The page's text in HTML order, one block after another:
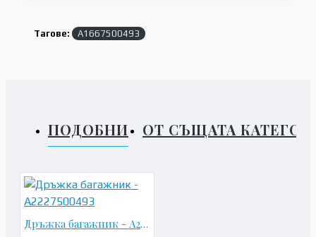
Тагове: A1667500493
ПОДОБНИ ОТ СЪЩАТА
Дръжка багажник - A2227500493